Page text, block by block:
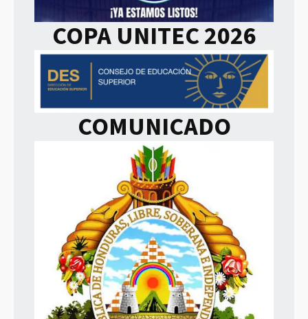
COPA UNITEC 2026
COMUNICADO